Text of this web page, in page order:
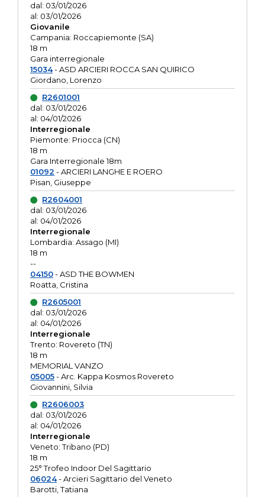
dal: 03/01/2026
al: 03/01/2026
Giovanile
Campania: Roccapiemonte (SA)
18 m
Gara interregionale
15034- ASD ARCIERI ROCCA SAN QUIRICO
Giordano, Lorenzo
R2601001
dal: 03/01/2026
al: 04/01/2026
Interregionale
Piemonte: Priocca (CN)
18 m
Gara Interregionale 18m
01092 - ARCIERI LANGHE E ROERO
Pisan, Giuseppe
R2604001
dal: 03/01/2026
al: 04/01/2026
Interregionale
Lombardia: Assago (MI)
18 m
--
04150- ASD THE BOWMEN
Roatta, Cristina
R2605001
dal: 03/01/2026
al: 04/01/2026
Interregionale
Trento: Rovereto (TN)
18 m
MEMORIAL VANZO
05005- Arc. Kappa Kosmos Rovereto
Giovannini, Silvia
R2606003
dal: 03/01/2026
al: 04/01/2026
Interregionale
Veneto: Tribano (PD)
18 m
25° Trofeo Indoor Del Sagittario
06024- Arcieri Sagittario del Veneto
Barotti, Tatiana